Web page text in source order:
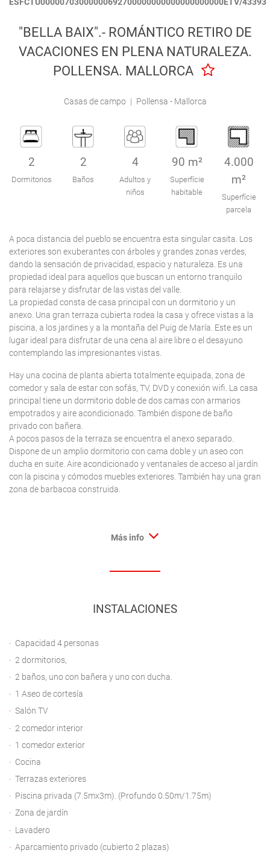
Atención al Cliente
"BELLA BAIX".- ROMÁNTICO RETIRO DE
VACACIONES EN PLENA NATURALEZA.
POLLENSA. MALLORCA
Casas de campo | Pollensa - Mallorca
2
Dormitorios
2
Baños
4
Adultos y
niños
90 m²
Superfície
habitable
4.000
m²
Superfície
parcela
A poca distancia del pueblo se encuentra esta singular casita. Los
exteriores son exuberantes con árboles y grandes zonas verdes,
dando la sensación de privacidad, espacio y naturaleza. Es una
propiedad ideal para aquellos que buscan un entorno tranquilo
para relajarse y disfrutar de las vistas del valle.
La propiedad consta de casa principal con un dormitorio y un
anexo. Una gran terraza cubierta rodea la casa y ofrece vistas a la
piscina, a los jardines y a la montaña del Puig de María. Este es un
lugar ideal para disfrutar de una cena al aire libre o el desayuno
contemplando las impresionantes vistas.
Hay una cocina de planta abierta totalmente equipada, zona de
comedor y sala de estar con sofás, TV, DVD y conexión wifi. La casa
principal tiene un dormitorio doble de dos camas con armarios
empotrados y aire acondicionado. También dispone de baño
privado con bañera.
A pocos pasos de la terraza se encuentra el anexo separado.
Dispone de un amplio dormitorio con cama doble y un aseo con
ducha en suite. Aire acondicionado y ventanales de acceso al jardín
con la piscina y cómodos muebles exteriores. También hay una gran
zona de barbacoa construida.
Más info
INSTALACIONES
Capacidad 4 personas
2 dormitorios,
2 baños, uno con bañera y uno con ducha.
1 Aseo de cortesía
Salón TV
2 comedor interior
1 comedor exterior
Cocina
Terrazas exteriores
Piscina privada (7.5mx3m). (Profundo 0.50m/1.75m)
Zona de jardín
Lavadero
Aparcamiento privado (cubierto 2 plazas)